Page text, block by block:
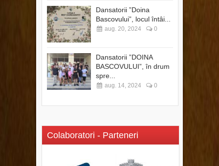
Dansatorii ”Doina
Bascovului”, locul întâi...
aug. 20, 2024 0
Dansatorii ”DOINA
BASCOVULUI”, în drum
spre...
aug. 14, 2024 0
Colaboratori - Parteneri